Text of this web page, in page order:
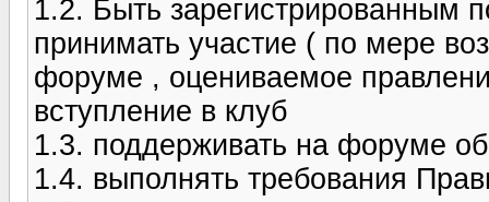
1.2. Быть зарегистрированным
принимать участие ( по мере
форуме , оцениваемое
вступление в клуб
1.3. поддерживать на форуме
1.4. выполнять требования